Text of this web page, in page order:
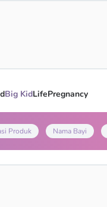
Big KidLifePregnancy
Produk Nama Bayi